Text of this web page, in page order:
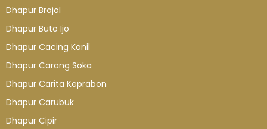
Dhapur Brojol
Dhapur Buto Ijo
Dhapur Cacing Kanil
Dhapur Carang Soka
Dhapur Carita Keprabon
Dhapur Carubuk
Dhapur Cipir